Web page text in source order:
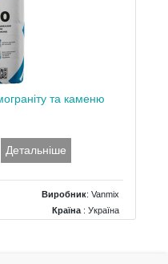
та каменю
Детальніше
Виробник: Vanmix
Країна : Україна